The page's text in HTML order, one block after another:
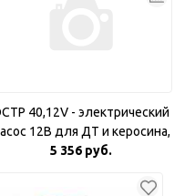
40,12V - электрический
12В для ДТ и керосина,
40л/мин
5 356 руб.